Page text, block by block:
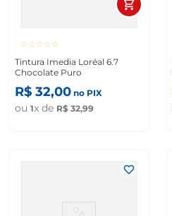
☆☆☆☆☆
Tintura Imedia Loréal 6.7
Chocolate Puro
R$ 32,00 no PIX
ou 1x de R$ 32,99